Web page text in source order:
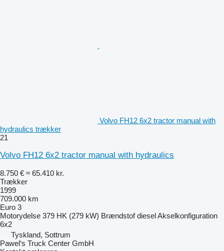
Volvo FH12 6x2 tractor manual with
hydraulics trækker
21
Volvo FH12 6x2 tractor manual with hydraulics
8.750 € ≈ 65.410 kr.
Trækker
1999
709.000 km
Euro 3
Motorydelse 379 HK (279 kW) Brændstof dieselAkselkonfiguration
6x2
Tyskland, Sottrum
Pawel‘s Truck Center GmbH